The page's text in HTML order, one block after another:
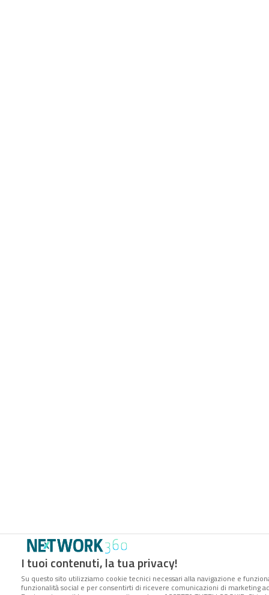
I tuoi contenuti, la tua privacy!
Su questo sito utilizziamo cookie tecnici necessari alla navigazione e
funzionalità social e per consentirti di ricevere comunicazioni di marketing